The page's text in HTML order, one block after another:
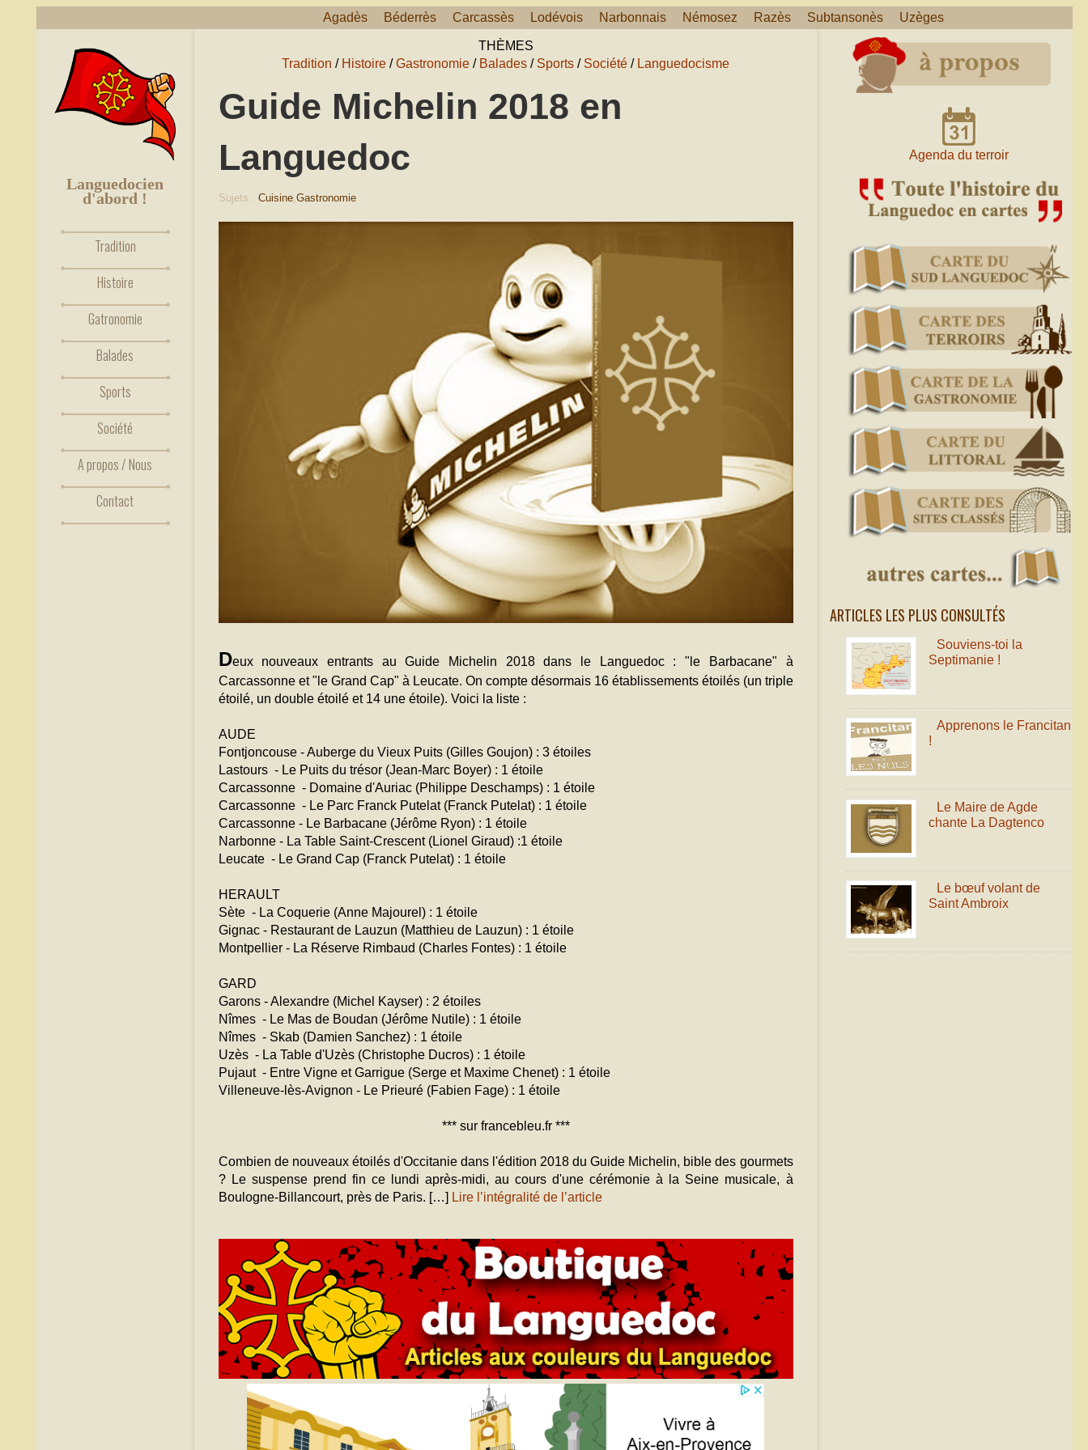
Languedocien
d'abord !
Tradition
Histoire
Gatronomie
Balades
Sports
Société
A propos / Nous
Contact
Agadès Béderrès Carcassès Lodévois Narbonnais Némosez Razès Subtansonès Uzèges
THÈMES
Tradition / Histoire /Gastronomie / Balades / Sports / Société / Languedocisme
Guide Michelin 2018 en
Languedoc
Sujets : Cuisine,Gastronomie
Deux nouveaux entrants au Guide Michelin 2018 dans le Languedoc : "le Barbacane" à
Carcassonne et "le Grand Cap" à Leucate. On compte désormais 16 établissements étoilés (un triple
étoilé, un double étoilé et 14 une étoile). Voici la liste :
AUDE
Fontjoncouse - Auberge du Vieux Puits (Gilles Goujon) : 3 étoiles
Lastours - Le Puits du trésor (Jean-Marc Boyer) : 1 étoile
Carcassonne - Domaine d'Auriac (Philippe Deschamps) : 1 étoile
Carcassonne - Le Parc Franck Putelat (Franck Putelat) : 1 étoile
Carcassonne - Le Barbacane (Jérôme Ryon) : 1 étoile
Narbonne - La Table Saint-Crescent (Lionel Giraud) :1 étoile
Leucate - Le Grand Cap (Franck Putelat) : 1 étoile
HERAULT
Sète - La Coquerie (Anne Majourel) : 1 étoile
Gignac - Restaurant de Lauzun (Matthieu de Lauzun) : 1 étoile
Montpellier - La Réserve Rimbaud (Charles Fontes) : 1 étoile
GARD
Garons - Alexandre (Michel Kayser) : 2 étoiles
Nîmes - Le Mas de Boudan (Jérôme Nutile) : 1 étoile
Nîmes - Skab (Damien Sanchez) : 1 étoile
Uzès - La Table d'Uzès (Christophe Ducros) : 1 étoile
Pujaut - Entre Vigne et Garrigue (Serge et Maxime Chenet) : 1 étoile
Villeneuve-lès-Avignon - Le Prieuré (Fabien Fage) : 1 étoile
*** sur francebleu.fr ***
Combien de nouveaux étoilés d'Occitanie dans l'édition 2018 du Guide Michelin, bible des gourmets
? Le suspense prend fin ce lundi après-midi, au cours d'une cérémonie à la Seine musicale, à
Boulogne-Billancourt, près de Paris. […] Lire l’intégralité de l’article
Agenda du terroir
ARTICLES LES PLUS CONSULTÉS
Souviens-toi la
Septimanie !
Apprenons le Francitan
!
Le Maire de Agde
chante La Dagtenco
Le bœuf volant de
Saint Ambroix